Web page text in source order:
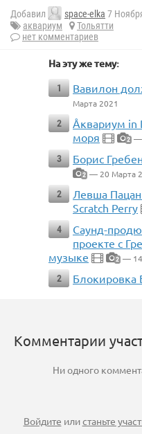
Добавил space-elka 7
аквариум
Тольятти
нет комментариев
На эту же тему:
1 Вавилон
Марта 2021
2
Åквариум in
моря
2 —
3
Борис
2 — 20 Марта
2
Левша
Scratch Perry
4
Саунд-
проекте с
музыке
2 — 14
2
Блокировка
Комментарии
Ни одного
Войдите илистаньте